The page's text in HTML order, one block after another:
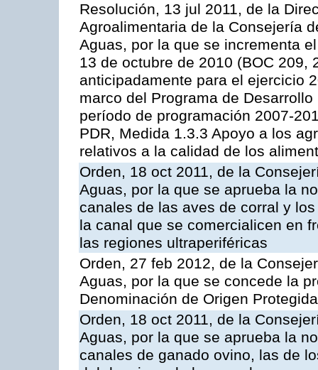
Resolución, 13 jul 2011, de la
Agroalimentaria de la Consejería
Aguas, por la que se incrementa
13 de octubre de 2010 (BOC 209,
anticipadamente para el ejercicio
marco del Programa de
período de programación 2007-
PDR, Medida 1.3.3 Apoyo a los
relativos a la calidad de los
Orden, 18 oct 2011, de la
Aguas, por la que se aprueba la
canales de las aves de corral y
la canal que se comercialicen en
las regiones ultraperiféricas
Orden, 27 feb 2012, de la
Aguas, por la que se concede la
Denominación de Origen
Orden, 18 oct 2011, de la
Aguas, por la que se aprueba la
canales de ganado ovino, las de